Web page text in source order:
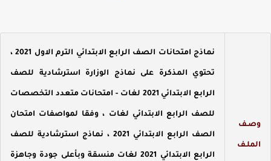
وصـف
الملـف
نماذج امتحانات الصف الرابع الابتدائي الترم الاول 2021 ،
تحتوي المذكرة على نماذج الوزارة استرشادية للصف
الرابع الابتدائي 2021 لغات - امتحانات متعدد التخصصات
للصف الرابع الابتدائي لغات ، وفقا لمواصفات امتحان
الصف الرابع الابتدائي 2021 ، نماذج استرشادية للصف
الرابع الابتدائي 2021 لغات منسقة وبأعلى جودة وجاهزة